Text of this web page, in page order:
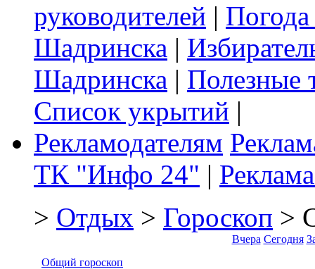
руководителей |
Шадринска |
Шадринска | Полезные
Список укрытий |
Рекламодателям
ТК "Инфо 24" |
> Отдых > Гороскоп >
Вчера Сегодня
Общий гороскоп